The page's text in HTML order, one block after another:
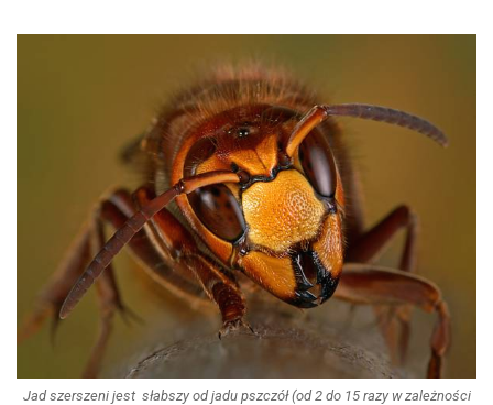
Jad szerszeni jest słabszy od jadu pszczół (od 2 do 15 razy w zależności